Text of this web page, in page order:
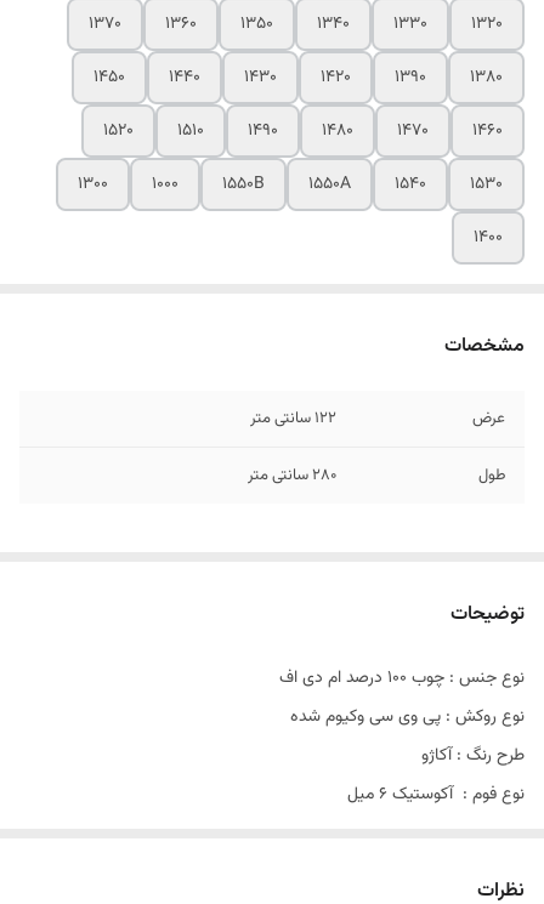
1320
1330
1340
1350
1360
1370
1380
1390
1420
1430
1440
1450
1460
1470
1480
1490
1510
1520
1530
1540
1550A
1550B
1000
1300
1400
مشخصات
عرض 122 سانتی متر
طول 280 سانتی متر
توضیحات
نوع جنس : چوب 100 درصد ام دی اف
نوع روکش : پی وی سی وکیوم شده
طرح رنگ : آکاژو
نوع فوم : آکوستیک 6 میل
نظرات